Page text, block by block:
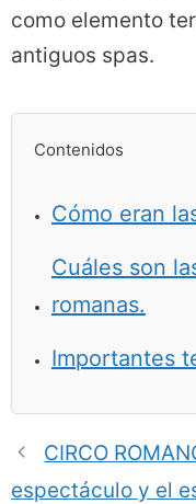
como elemento
antiguos spas.
Contenidos
Cómo eran
Cuáles son
romanas.
Importantes
CIRCO
espectáculo y el